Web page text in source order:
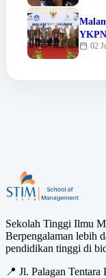
02
Sekolah Tinggi Ilmu
Berpengalaman lebih
pendidikan tinggi di
📍 Jl. Palagan